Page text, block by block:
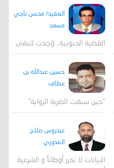
العقيد/ محسن ناجي
مسعد
القضية الجنوبية.. وُجدت لتبقى
حسين عبدالله بن
عطاف
"حين سبقت الضربة الرواية"
عيدروس صلاح
المدوري
البيانات لا تحرر أوطاناً و الشرعية